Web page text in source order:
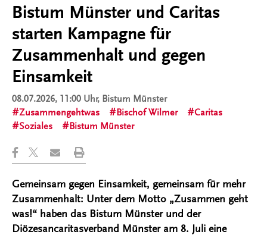
Bistum Münster und Caritas
starten Kampagne für
Zusammenhalt und gegen
Einsamkeit
08.07.2026, 11:00 Uhr, Bistum Münster
Zusammengehtwas
Bischof Wilmer
Caritas
Soziales
Bistum Münster
Gemeinsam gegen Einsamkeit, gemeinsam für mehr
Zusammenhalt: Unter dem Motto „Zusammen geht
was!“ haben das Bistum Münster und der
Diözesancaritasverband Münster am 8. Juli eine